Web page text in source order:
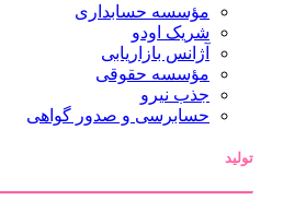
مؤسسه حسابداری
شریک اودو
آژانس بازاریابی
مؤسسه حقوقی
جذب نیرو
حسابرسی و صدور گواهی
تولید